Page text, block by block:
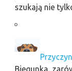
szukają nie
Biegunka,